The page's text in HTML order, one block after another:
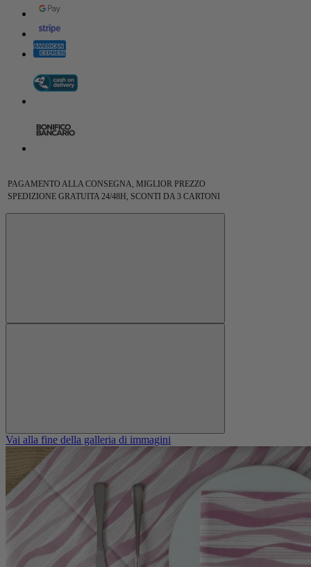
PAGAMENTO ALLA CONSEGNA, MIGLIOR PREZZO
SPEDIZIONE GRATUITA 24/48H, SCONTI DA 3 CARTONI
Vai alla fine della galleria di immagini